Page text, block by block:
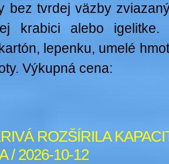
bez tvrdej väzby
krabici alebo igelitke.
lepenku, umelé
Výkupná
ROZŠÍRILA
/ 2026-10-12